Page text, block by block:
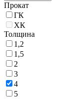
Прокат
ГК
ХК
Толщина
1,2
1,5
2
3
4
5